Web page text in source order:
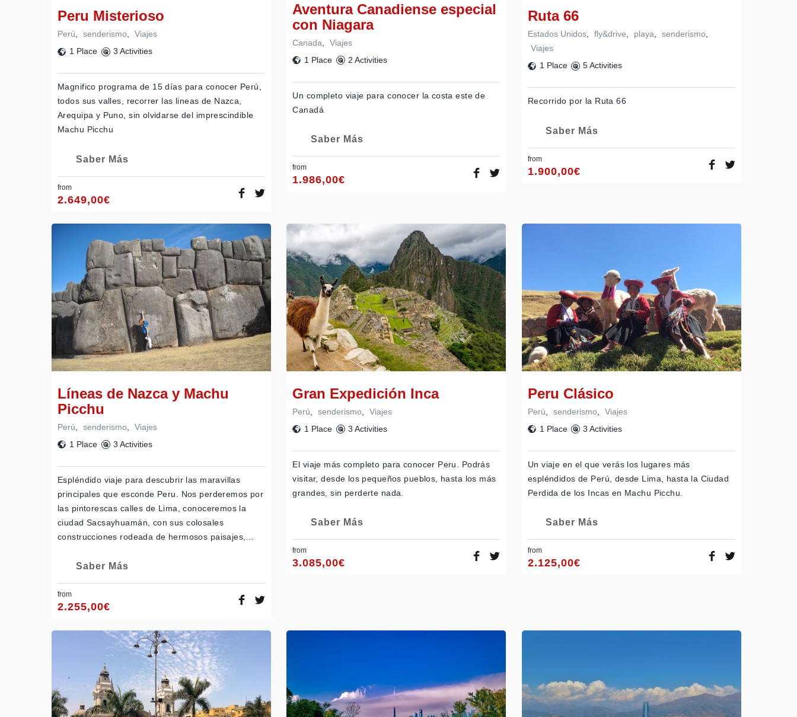
Peru Misterioso
Perú, senderismo,
Viajes
1 Place
3 Activities
Magnifico programa de 15 días para conocer Perú,
todos sus valles, recorrer las lineas de Nazca,
Arequipa y Puno, sin olvidarse del imprescindible
Machu Picchu
Saber Más
from
2.649,00€
Aventura Canadiense especial
con Niagara
Canada
Viajes
1 Place
2 Activities
Un completo viaje para conocer la costa este de
Canadá
Saber Más
from
1.986,00€
Ruta 66
Estados Unidos, fly&drive, playa, senderismo,
Viajes
1 Place
5 Activities
Recorrido por la Ruta 66
Saber Más
from
1.900,00€
Líneas de Nazca y Machu
Picchu
Perú senderismo
Viajes
1 Place
3 Activities
Espléndido viaje para descubrir las maravillas
principales que esconde Peru. Nos perderemos por
las pintorescas calles de Lima, conoceremos la
ciudad Sacsayhuamán, con sus colosales
construcciones rodeada de hermosos paisajes,…
Saber Más
from
2.255,00€
Gran Expedición Inca
Perú senderismo
Viajes
1 Place
3 Activities
El viaje más completo para conocer Peru. Podrás
visitar, desde los pequeños pueblos, hasta los más
grandes, sin perderte nada.
Saber Más
from
3.085,00€
Peru Clásico
Perú senderismo
Viajes
1 Place
3 Activities
Un viaje en el que verás los lugares más
espléndidos de Perú, desde Lima, hasta la Ciudad
Perdida de los Incas en Machu Picchu.
Saber Más
from
2.125,00€